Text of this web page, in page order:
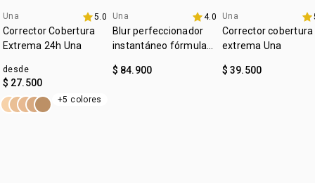
lanzamiento
Una 5.0
Corrector Cobertura
Extrema 24h Una
desde
$ 27.500
+5 colores
4u al 40%
Una 4.0
Blur perfeccionador
instantáneo fórmula
$ 84.900
4u al 40%
Una
Corrector cobertura
extrema Una
$ 39.500